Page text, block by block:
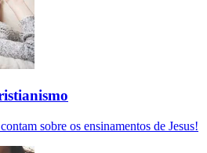
sobre os ensinamentos de Jesus!